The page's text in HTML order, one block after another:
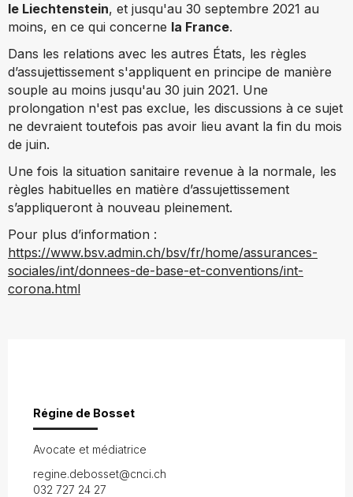
le Liechtenstein, et jusqu'au 30 septembre 2021 au
moins, en ce qui concerne la France.
Dans les relations avec les autres États, les règles
d’assujettissement s'appliquent en principe de manière
souple au moins jusqu'au 30 juin 2021. Une
prolongation n'est pas exclue, les discussions à ce sujet
ne devraient toutefois pas avoir lieu avant la fin du mois
de juin.
Une fois la situation sanitaire revenue à la normale, les
règles habituelles en matière d’assujettissement
s’appliqueront à nouveau pleinement.
Pour plus d’information :
https://www.bsv.admin.ch/bsv/fr/home/assurances-
sociales/int/donnees-de-base-et-conventions/int-
corona.html
Régine de Bosset
Avocate et médiatrice
regine.debosset@cnci.ch
032 727 24 27